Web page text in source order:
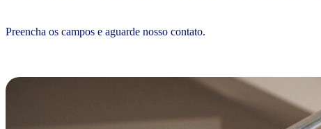
Preencha os campos e aguarde nosso contato.